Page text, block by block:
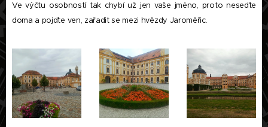
Ve výčtu osobností tak chybí už jen vaše jméno, proto neseďte
doma a pojďte ven, zařadit se mezi hvězdy Jaroměřic.